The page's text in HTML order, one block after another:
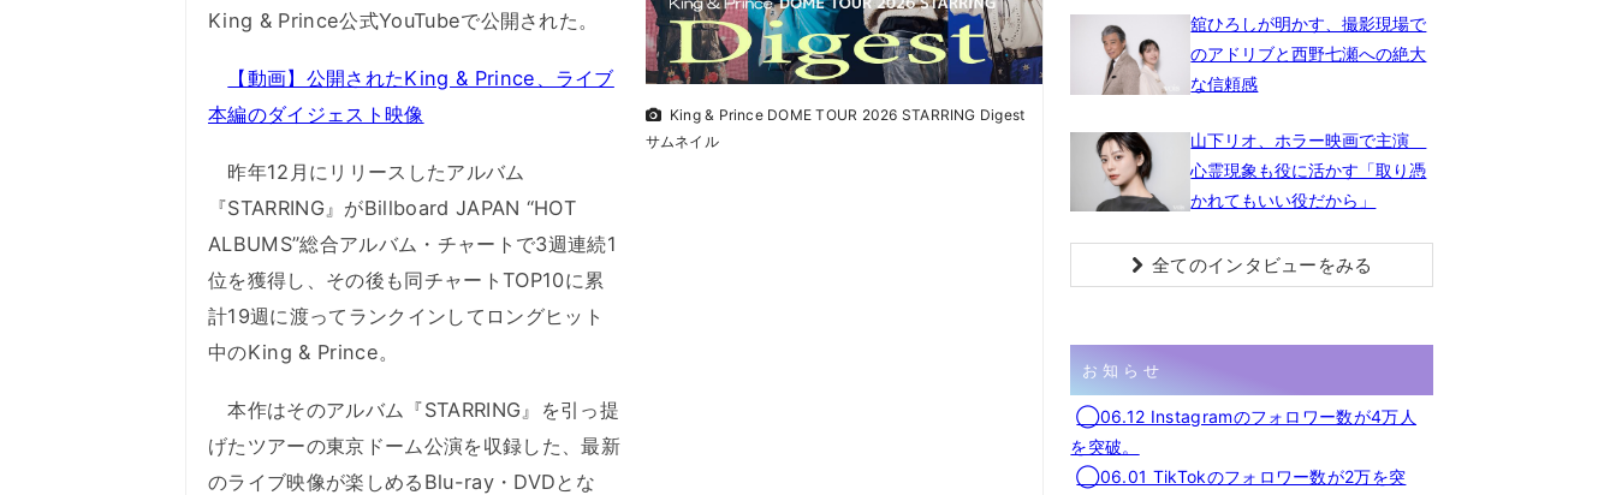
King & Prince DOME TOUR 2026 STARRING Digest
サムネイル
King & Prince公式YouTubeで公開された。
【動画】公開されたKing & Prince、ライブ
本編のダイジェスト映像
昨年12月にリリースしたアルバム
『STARRING』がBillboard JAPAN “HOT
ALBUMS”総合アルバム・チャートで3週連続1
位を獲得し、その後も同チャートTOP10に累
計19週に渡ってランクインしてロングヒット
中のKing & Prince。
本作はそのアルバム『STARRING』を引っ提
げたツアーの東京ドーム公演を収録した、最新
のライブ映像が楽しめるBlu-ray・DVDとな
舘ひろしが明かす、撮影現場で
のアドリブと西野七瀬への絶大
な信頼感
山下リオ、ホラー映画で主演
心霊現象も役に活かす「取り憑
かれてもいい役だから」
全てのインタビューをみる
お知らせ
◯06.12 Instagramのフォロワー数が4万人
を突破。
◯06.01 TikTokのフォロワー数が2万を突